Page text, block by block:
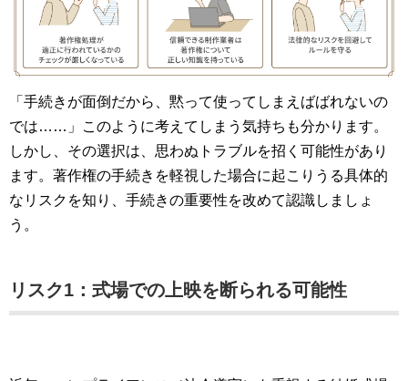
「手続きが面倒だから、黙って使ってしまえばばれないの
では……」このように考えてしまう気持ちも分かります。
しかし、その選択は、思わぬトラブルを招く可能性があり
ます。著作権の手続きを軽視した場合に起こりうる具体的
なリスクを知り、手続きの重要性を改めて認識しましょ
う。
リスク1：式場での上映を断られる可能性